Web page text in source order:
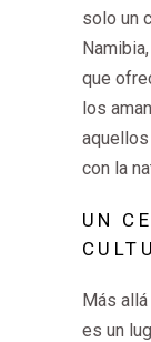
solo un
que
los
con la
UN
Más
es un